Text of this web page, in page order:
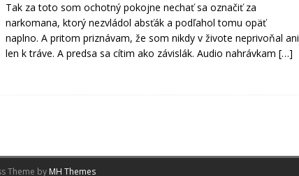
Tak za toto som ochotný pokojne nechať sa označiť za
narkomana, ktorý nezvládol absťák a podľahol tomu opäť
naplno. A pritom priznávam, že som nikdy v živote neprivoňal ani
len k tráve. A predsa sa cítim ako závislák. Audio nahrávkam […]
Theme by MH Themes